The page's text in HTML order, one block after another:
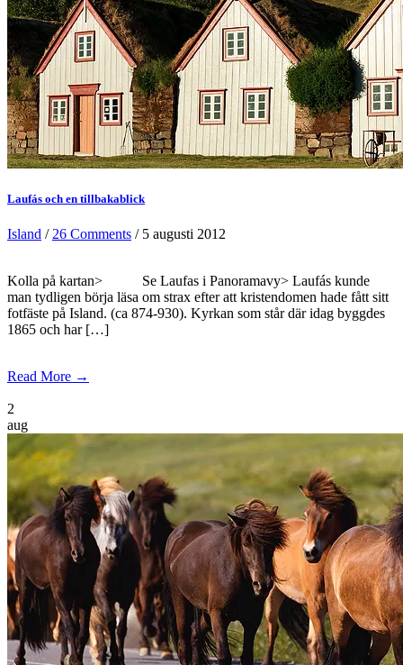
Laufás och en tillbakablick
Island / 26 Comments / 5 augusti 2012
Kolla på kartan> Se Laufas i Panoramavy> Laufás kunde
man tydligen börja läsa om strax efter att kristendomen hade fått sitt
fotfäste på Island. (ca 874-930). Kyrkan som står där idag byggdes
1865 och har […]
Read More →
2
aug